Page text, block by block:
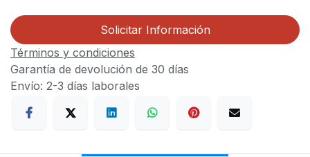
Solicitar Información
Términos y condiciones
Garantía de devolución de 30 días
Envío: 2-3 días laborales